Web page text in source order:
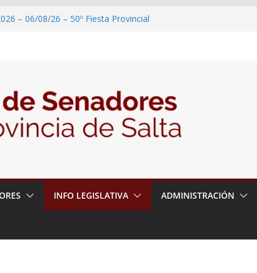
– 06/08/26 – 50º Fiesta Provincial
del Dr. Víctor Alfredo Frías
– 06/08/26 – 82° Edición de la Expo
– 06/08/26 – “Historia y memoria
del pueblo Kolla en el municipio de
INFO LEGISLATIVA ADMINISTRACIÓN